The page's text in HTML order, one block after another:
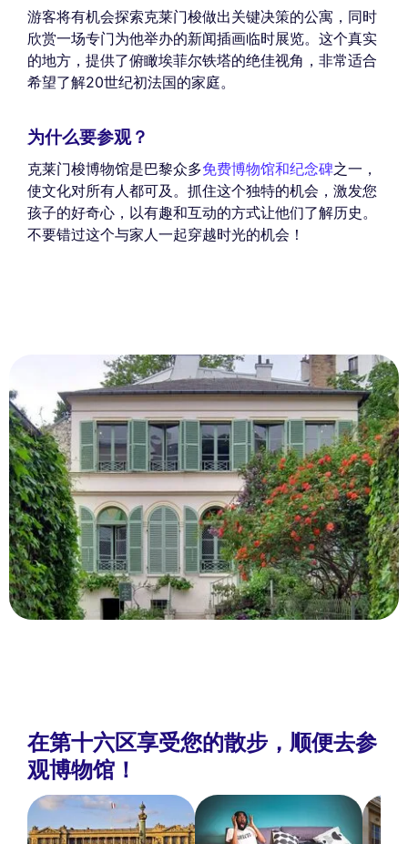
游客将有机会探索克莱门梭做出关键决策的公寓，同时
欣赏一场专门为他举办的新闻插画临时展览。这个真实
的地方，提供了俯瞰埃菲尔铁塔的绝佳视角，非常适合
希望了解20世纪初法国的家庭。
为什么要参观？
克莱门梭博物馆是巴黎众多免费博物馆和纪念碑之一，
使文化对所有人都可及。抓住这个独特的机会，激发您
孩子的好奇心，以有趣和互动的方式让他们了解历史。
不要错过这个与家人一起穿越时光的机会！
在第十六区享受您的散步，顺便去参
观博物馆！